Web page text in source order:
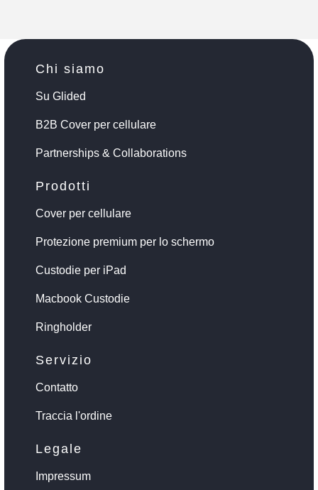
Chi siamo
Su Glided
B2B Cover per cellulare
Partnerships & Collaborations
Prodotti
Cover per cellulare
Protezione premium per lo schermo
Custodie per iPad
Macbook Custodie
Ringholder
Servizio
Contatto
Traccia l'ordine
Legale
Impressum